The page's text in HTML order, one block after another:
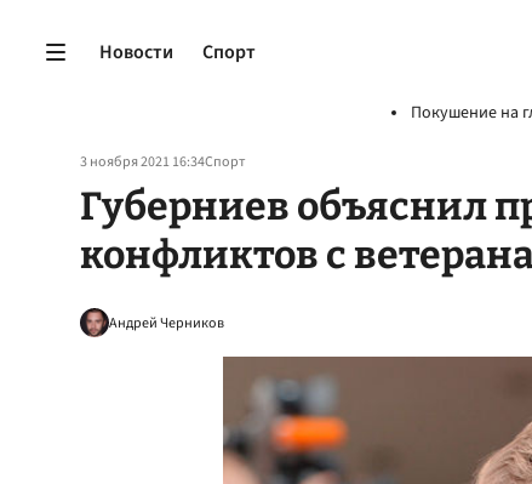
Новости Спорт
Покушение на
3 ноября 2021 16:34Спорт
Губерниев объяснил
конфликтов с
Андрей Черников